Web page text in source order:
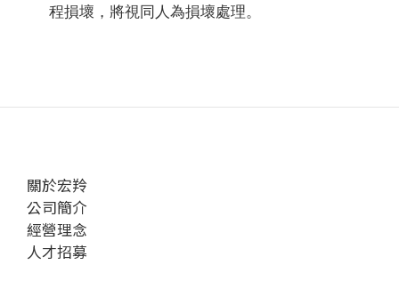
程損壞，將視同人為損壞處理。
關於宏羚
公司簡介
經營理念
人才招募